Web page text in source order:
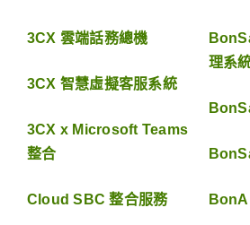
3CX 雲端話務總機
3CX 智慧虛擬客服系統
3CX x Microsoft Teams
整合
Cloud SBC 整合服務
理系